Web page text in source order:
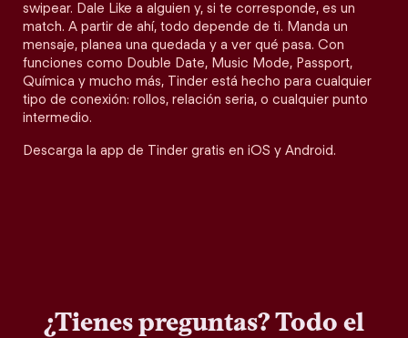
swipear. Dale Like a alguien y, si te corresponde, es un
match. A partir de ahí, todo depende de ti. Manda un
mensaje, planea una quedada y a ver qué pasa. Con
funciones como Double Date, Music Mode, Passport,
Química y mucho más, Tinder está hecho para cualquier
tipo de conexión: rollos, relación seria, o cualquier punto
intermedio.
Descarga la app de Tinder gratis en iOS y Android.
¿Tienes preguntas? Todo el